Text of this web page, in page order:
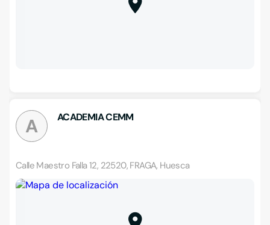
A ACADEMIA CEMM
Calle Maestro Falla 12, 22520, FRAGA, Huesca